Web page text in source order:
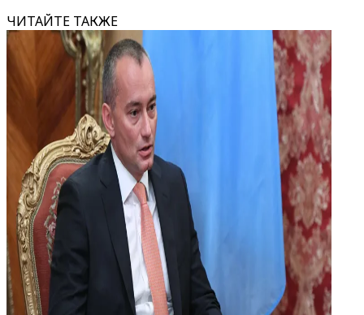
ЧИТАЙТЕ ТАКЖЕ